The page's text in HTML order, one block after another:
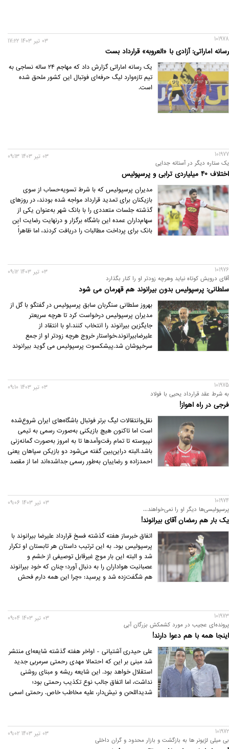
101978
رسانه اماراتی: آزادی با «العروبه» قرارداد بست
03 تير 1403 17:22
یک رسانه اماراتی گزارش داد که مهاجم ۲۴ ساله نساجی به
تیم تازه‌وارد لیگ حرفه‌ای فوتبال این کشور ملحق شده
است.
101977
یک ستاره دیگر در آستانه جدایی
اختلاف 40 میلیاردی ترابی و پرسپولیس
03 تير 1403 09:13
مدیران پرسپولیس که با شرط تسویه‌حساب از سوی
بازیکنان برای تمدید قرارداد مواجه شده بودند،‌ در روزهای
گذشته جلسات متعددی را با بانک شهر به‌عنوان یکی از
سهام‌داران عمده این باشگاه برگزار و درنهایت رضایت این
بانک برای پرداخت مطالبات را دریافت کردند، اما ظاهراً
101976
آقای درویش کوتاه نیاید وهرچه زودتر او را کنار بگذارد
سلطانی: پرسپولیس بدون بیرانوند هم قهرمان می شود
03 تير 1403 09:12
بهروز سلطانی سنگربان سابق پرسپولیس در گفتگو با گل از
مدیران پرسپولیس درخواست کرد تا هرچه سریعتر
جایگزین بیرانوند را انتخاب کنند.او با انتقاد از
علیرضابیرانوند،خواستار خروج هرچه زودتر او از جمع
سرخپوشان شد.پیشکسوت پرسپولیس می گوید بیرانوند
101975
به شرط عقد قرارداد یحیی با فولاد
فرجی در راه اهواز!
03 تير 1403 09:10
نقل‌وانتقالات لیگ برتر فوتبال باشگاه‌های ایران شروع‌شده
است اما تاکنون هیچ بازیکنی به‌صورت رسمی به تیمی
نپیوسته تا تمام رفت‌وآمدها تا به امروز به‌صورت گمانه‌زنی
باشد.البته دراین‌بین گفته می‌شود دو بازیکن سپاهان یعنی
احمدزاده و رضاییان به‌طور رسمی جداشده‌اند اما از مقصد
101974
پرسپولیسی‌ها دیگر او را نمی‌خواهند...
یک بار هم رمضان آقای بیرانوند!
03 تير 1403 09:06
اتفاق خبرساز هفته گذشته فسخ قرارداد علیرضا بیرانوند با
پرسپولیس بود. به این ترتیب داستان هر تابستان او تکرار
شد و البته این بار موج غیرقابل توصیفی از خشم و
عصبانیت هواداران را به دنبال آورد؛ چنان که خود بیرانوند
هم شگفت‌زده شد و پرسید: «چرا این همه دارم فحش
101973
پرونده‌ای عجیب در مورد کشمکش بزرگان آبی
اینجا همه با هم دعوا دارند!
03 تير 1403 09:04
علی حیدری آشتیانی - اواخر هفته گذشته شایعه‌ای منتشر
شد مبنی بر این که احتمالا مهدی رحمتی سرمربی جدید
استقلال خواهد بود. این شایعه ریشه و مبنای روشنی
نداشت، اما اتفاق جالب نوع تکذیب رحمتی بود؛
شدیداللحن و نیش‌دار، علیه مخاطب خاص. رحمتی اسمی
101972
بی میلی لژیونر ها به بازگشت و بازار محدود و گران داخلی
03 تير 1403 09:02